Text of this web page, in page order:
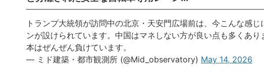
トランプ大統領が訪問中の北京・天安門広場前は、今こんな感
ンが設けられています。中国はマネしない方が良い点も多くあ
本はぜんぜん負けています。
— ミド建築・都市観測所 (@Mid_observatory) May 14, 2026